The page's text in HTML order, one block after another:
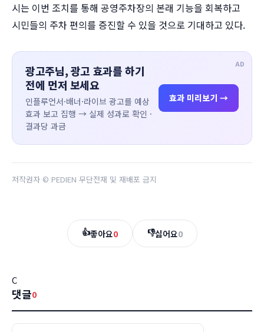
시는 이번 조치를 통해 공영주차장의 본래 기능을 회복하고
시민들의 주차 편의를 증진할 수 있을 것으로 기대하고 있다.
AD
광고주님, 광고 효과를 하기
전에 먼저 보세요
인플루언서·배너·라이브 광고를 예상
효과 보고 집행 → 실제 성과로 확인 ·
결과당 과금
효과 미리보기 →
저작권자 © PEDIEN 무단전재 및 재배포 금지
👍좋아요0 👎싫어요0
C
댓글0